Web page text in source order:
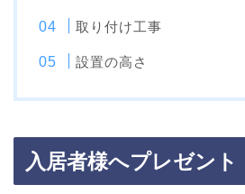
取り付け工事
設置の高さ
入居者様へプレゼント